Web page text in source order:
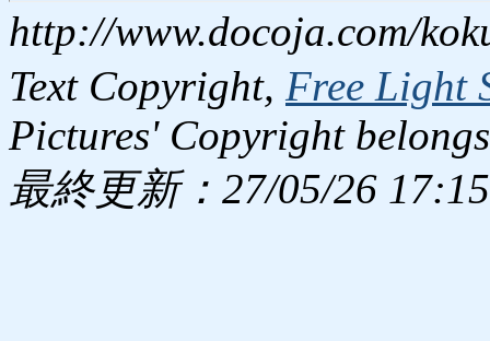
http://www.docoja.com/
Text Copyright, Free Light
Pictures' Copyright
最終更新：27/05/26 17:15